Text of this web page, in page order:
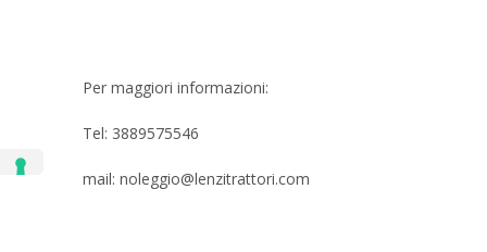
Per maggiori informazioni:
Tel: 3889575546
mail: noleggio@lenzitrattori.com